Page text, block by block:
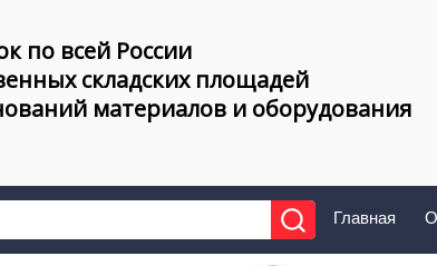
по всей России
складских площадей
материалов и оборудования
Главная